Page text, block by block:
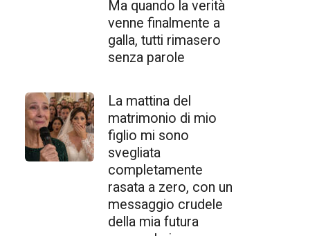
Ma quando la verità
venne finalmente a
galla, tutti rimasero
senza parole
La mattina del
matrimonio di mio
figlio mi sono
svegliata
completamente
rasata a zero, con un
messaggio crudele
della mia futura